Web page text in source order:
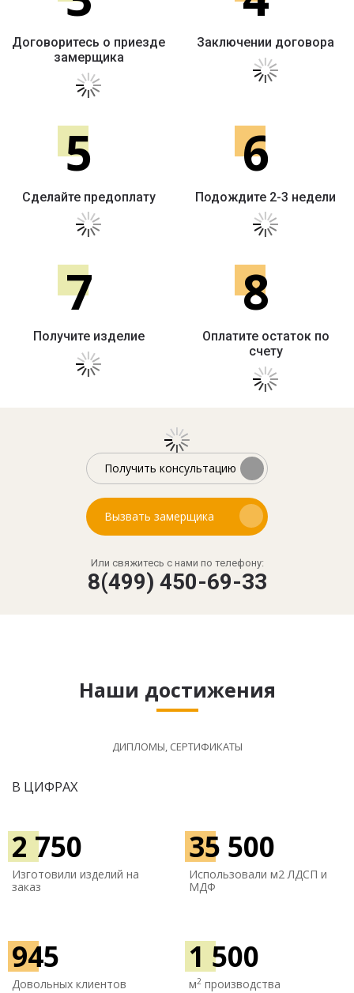
Договоритесь о приезде
замерщика
Заключении договора
5
Сделайте предоплату
6
Подождите 2-3 недели
7
Получите изделие
8
Оплатите остаток по
счету
Получить консультацию
Вызвать замерщика
Или свяжитесь с нами по телефону:
8(499) 450-69-33
Наши достижения
ДИПЛОМЫ, СЕРТИФИКАТЫ
В ЦИФРАХ
2 750
Изготовили изделий на
заказ
35 500
Использовали м2 ЛДСП и
МДФ
945
Довольных клиентов
1 500
м2 производства